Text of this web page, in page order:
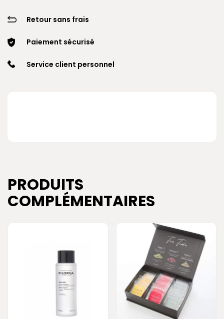
Retour sans frais
Paiement sécurisé
Service client personnel
PRODUITS
COMPLÉMENTAIRES